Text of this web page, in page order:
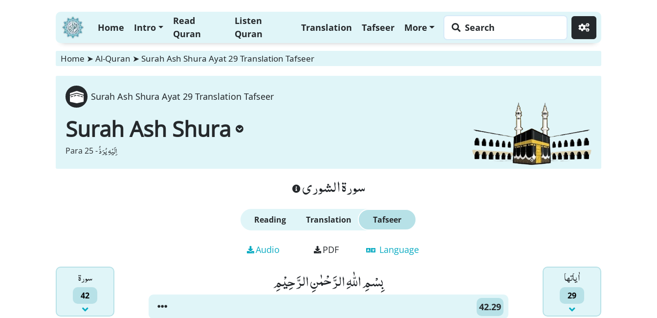
Home Intro
Read
Quran
Listen
Quran
Translation Tafseer More Search
Home ➤ Al-Quran ➤ Surah Ash Shura Ayat 29 Translation Tafseer
Surah Ash Shura Ayat 29 Translation Tafseer
Surah Ash Shura
Para 25 -اِلَیْهِ یُرَدُّ
سورة الشورى
Reading Translation Tafseer
Audio PDF Language
سورۃ
42
اٰياتها
29
بِسْمِ اللّٰهِ الرَّحْمٰنِ الرَّحِیْمِ
42.29